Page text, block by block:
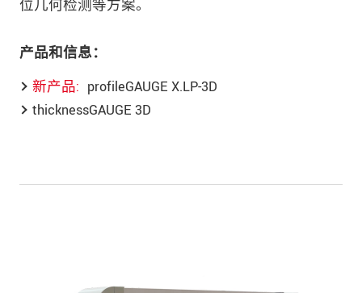
位几何检测等方案。
产品和信息：
新产品
profileGAUGE X.LP-3D
thicknessGAUGE 3D